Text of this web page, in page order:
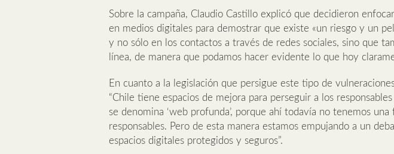
Sobre la campaña, Claudio Castillo explicó que decidieron
en medios digitales para demostrar que existe «un riesgo y un
y no sólo en los contactos a través de redes sociales, sino que
línea, de manera que podamos hacer evidente lo que hoy
En cuanto a la legislación que persigue este tipo de
“Chile tiene espacios de mejora para perseguir a los
se denomina ‘web profunda’, porque ahí todavía no tenemos
responsables. Pero de esta manera estamos empujando a un
espacios digitales protegidos y seguros”.